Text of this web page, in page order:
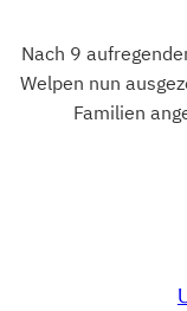
Nach 9
Welpen nun
Familien